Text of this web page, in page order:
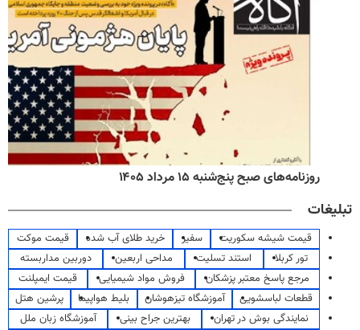
روزنامه‌های صبح پنج‌شنبه ۱۵ مرداد ۱۴۰۵
تبلیغات
قیمت شیشه سکوریت سفیر خرید طلای آب شده
قیمت موکت
تور کربلا
استند تسلیت مداحی اربعین
دوربین مداربسته
مرجع پاسخ معتبر پزشکان
فروش مواد شیمیایی
قیمت ایمپلنت
قطعات لباسشویی
آموزشگاه تیزهوشان بلیط هواپیما
پرشین هتل
نمایندگی بوش در تهران
بهترین جراح بینی
آموزشگاه زبان ملل